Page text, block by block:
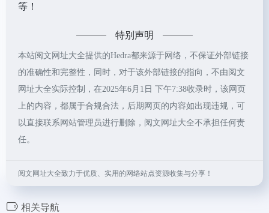
等！
特别声明
本站阅文网址大全提供的Hedra都来源于网络，不保证外部链接
的准确性和完整性，同时，对于该外部链接的指向，不由阅文
网址大全实际控制，在2025年6月1日 下午7:38收录时，该网页
上的内容，都属于合规合法，后期网页的内容如出现违规，可
以直接联系网站管理员进行删除，阅文网址大全不承担任何责
任。
阅文网址大全致力于优质、实用的网络站点资源收集与分享！
相关导航